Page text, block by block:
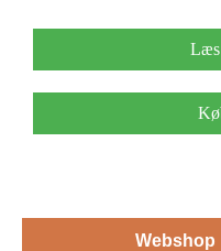
Læs
Webshop